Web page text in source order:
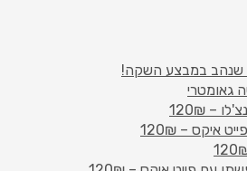
שנהב במבצע השקה!
גאומטרי
– 120₪
איקס – 120₪